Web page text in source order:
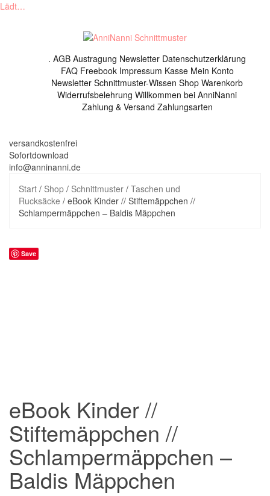
Lädt…
. AGB Austragung Newsletter Datenschutzerklärung
FAQ Freebook Impressum Kasse Mein Konto
Newsletter Schnittmuster-Wissen Shop Warenkorb
Widerrufsbelehrung Willkommen bei AnniNanni
Zahlung & Versand Zahlungsarten
versandkostenfrei
Sofortdownload
info@anninanni.de
Start / Shop / Schnittmuster / Taschen und
Rucksäcke / eBook Kinder // Stiftemäppchen //
Schlampermäppchen – Baldis Mäppchen
Save
eBook Kinder //
Stiftemäppchen //
Schlampermäppchen –
Baldis Mäppchen